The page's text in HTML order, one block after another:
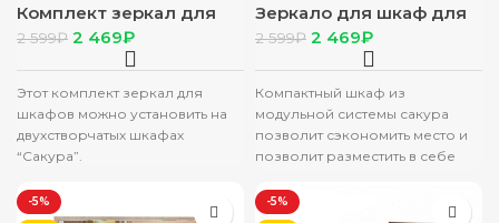
Комплект зеркал для
шкафа “Сакура” 2-х ств.
2 599₽ 2 469₽
Этот комплект зеркал для
шкафов можно установить на
двухстворчатых шкафах
“Сакура”.
Зеркало для шкаф для
платья и белья 2-х ств.
“Сакура” венге/лоредо
2 599₽ 2 469₽
Компактный шкаф из
модульной системы сакура
позволит сэкономить место и
позволит разместить в себе
количество вещей и одежды.
-5% -5%